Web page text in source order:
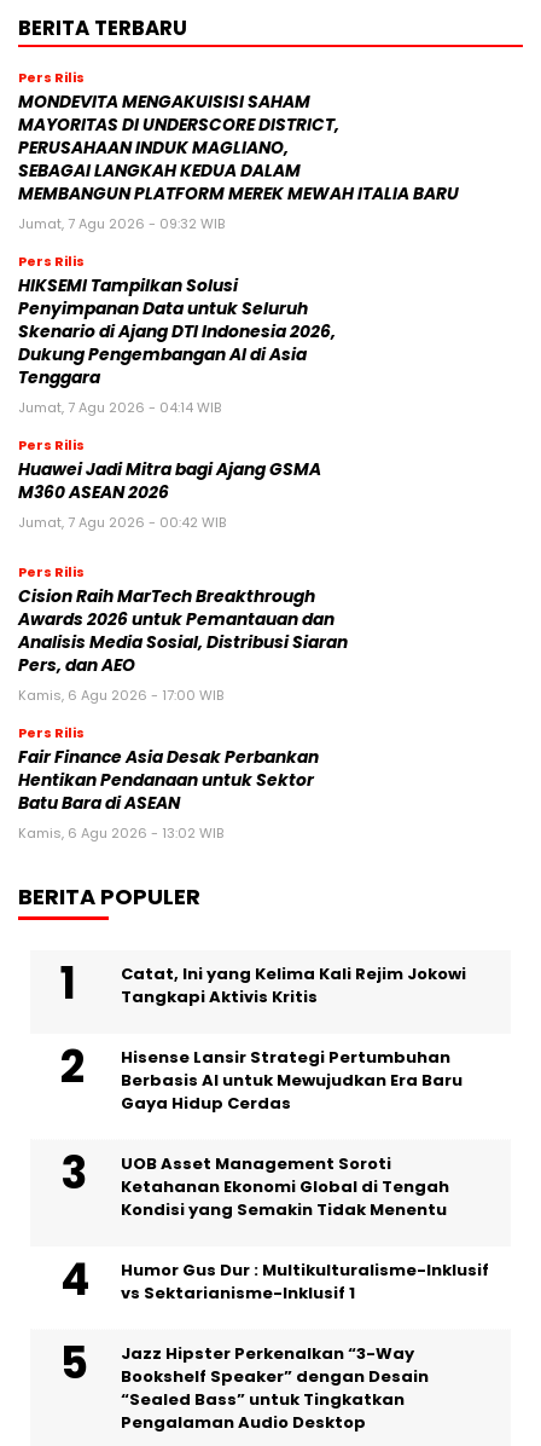
BERITA TERBARU
Pers Rilis
MONDEVITA MENGAKUISISI SAHAM
MAYORITAS DI UNDERSCORE DISTRICT,
PERUSAHAAN INDUK MAGLIANO,
SEBAGAI LANGKAH KEDUA DALAM
MEMBANGUN PLATFORM MEREK MEWAH ITALIA BARU
Jumat, 7 Agu 2026 - 09:32 WIB
Pers Rilis
HIKSEMI Tampilkan Solusi
Penyimpanan Data untuk Seluruh
Skenario di Ajang DTI Indonesia 2026,
Dukung Pengembangan AI di Asia
Tenggara
Jumat, 7 Agu 2026 - 04:14 WIB
Pers Rilis
Huawei Jadi Mitra bagi Ajang GSMA
M360 ASEAN 2026
Jumat, 7 Agu 2026 - 00:42 WIB
Pers Rilis
Cision Raih MarTech Breakthrough
Awards 2026 untuk Pemantauan dan
Analisis Media Sosial, Distribusi Siaran
Pers, dan AEO
Kamis, 6 Agu 2026 - 17:00 WIB
Pers Rilis
Fair Finance Asia Desak Perbankan
Hentikan Pendanaan untuk Sektor
Batu Bara di ASEAN
Kamis, 6 Agu 2026 - 13:02 WIB
BERITA POPULER
Catat, Ini yang Kelima Kali Rejim Jokowi
Tangkapi Aktivis Kritis
Hisense Lansir Strategi Pertumbuhan
Berbasis AI untuk Mewujudkan Era Baru
Gaya Hidup Cerdas
UOB Asset Management Soroti
Ketahanan Ekonomi Global di Tengah
Kondisi yang Semakin Tidak Menentu
Humor Gus Dur : Multikulturalisme-Inklusif
vs Sektarianisme-Inklusif 1
Jazz Hipster Perkenalkan “3-Way
Bookshelf Speaker” dengan Desain
“Sealed Bass” untuk Tingkatkan
Pengalaman Audio Desktop